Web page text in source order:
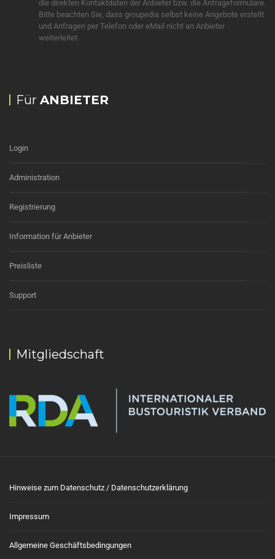
die direkten Kontaktdaten der Anbieter bzw. die Anfrageformulare.
Bitte beachten Sie, dass groupedia selbst keine Angebote erstellt
und Anfragen per Telefon oder eMail nicht an Anbieter
weiterleitet.
Für ANBIETER
Login
Administration
Registrierung
Information für Anbieter
Preisliste
Support
Mitgliedschaft
Hinweise zum Datenschutz / Datenschutzerklärung
Impressum
Allgemeine Geschäftsbedingungen